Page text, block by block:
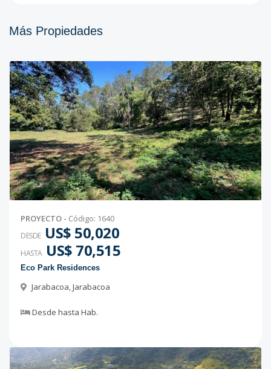
Más Propiedades
PROYECTO - Código: 1640
DESDE US$ 50,020
HASTA US$ 70,515
Eco Park Residences
Jarabacoa,Jarabacoa
Desde hasta Hab.